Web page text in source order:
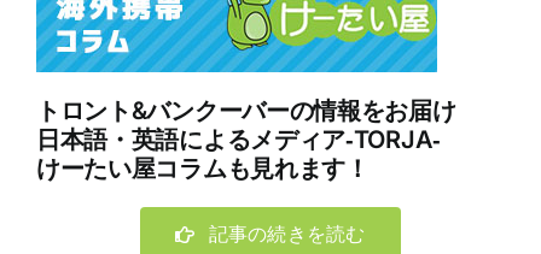
トロント&バンクーバーの情報をお届け
日本語・英語によるメディア‐TORJA‐
けーたい屋コラムも見れます！
記事の続きを読む